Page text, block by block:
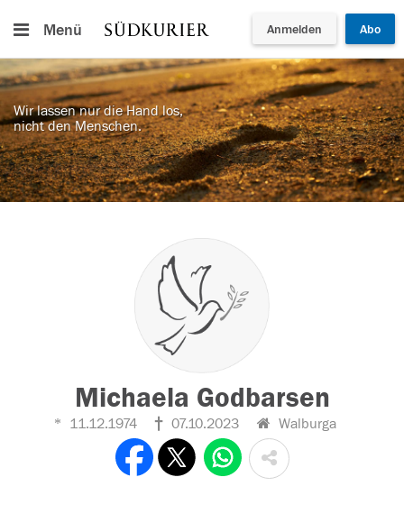
Menü Anmelden Abo
Wir lassen nur die Hand los,
nicht den Menschen.
Michaela Godbarsen
11.12.1974 07.10.2023 Walburga